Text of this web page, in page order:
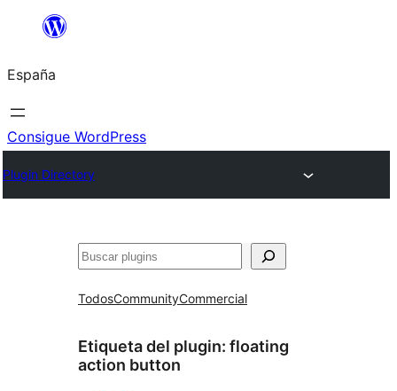
Saltar
contenido
España
Consigue WordPress
Plugin Directory
Buscar
TodosCommunityCommercial
Etiqueta del plugin: floating
action button